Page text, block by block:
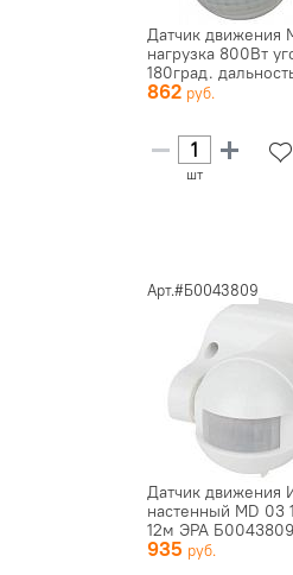
Датчик движения
нагрузка 800Вт
180град.
862
шт
Арт.#Б0043809
Датчик движения
настенный MD 03
12м ЭРА Б0043809
935